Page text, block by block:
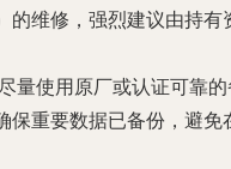
的维修，强烈建议由持有
量使用原厂或认证可靠
保重要数据已备份，避免